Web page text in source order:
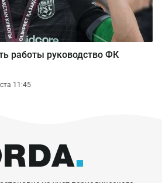
работы руководство ФК
11:45